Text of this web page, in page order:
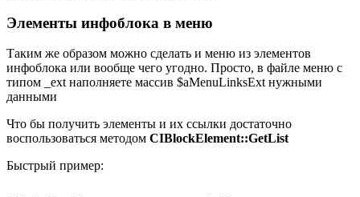
Элементы инфоблока в меню
Таким же образом можно сделать и меню из элементов
инфоблока или вообще чего угодно. Просто, в файле меню с
типом _ext наполняете массив $aMenuLinksExt нужными
данными
Что бы получить элементы и их ссылки достаточно
воспользоваться методом CIBlockElement::GetList
Быстрый пример: